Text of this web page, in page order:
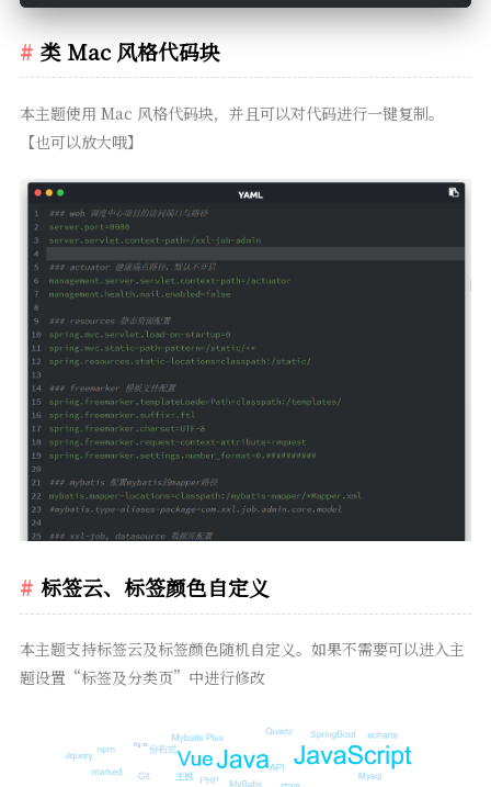
类 Mac 风格代码块
本主题使用 Mac 风格代码块，并且可以对代码进行一键复制。
【也可以放大哦】
标签云、标签颜色自定义
本主题支持标签云及标签颜色随机自定义。如果不需要可以进入主
题设置“标签及分类页”中进行修改